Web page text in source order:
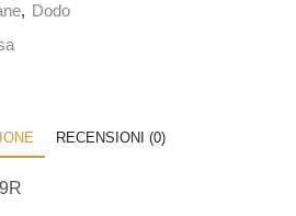
, Dodo
RECENSIONI (0)